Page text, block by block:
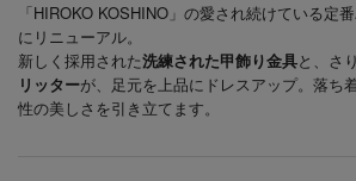
「HIROKO KOSHINO」の愛され続けている定
にリニューアル。
新しく採用された洗練された甲飾り金具と、さ
リッターが、足元を上品にドレスアップ。落ち
性の美しさを引き立てます。